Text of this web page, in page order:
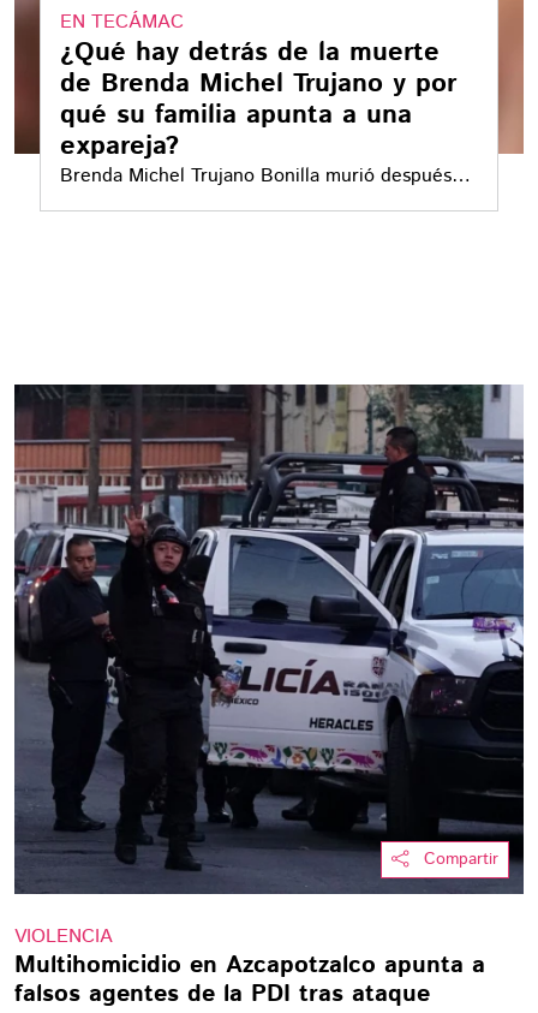
EN TECÁMAC
¿Qué hay detrás de la muerte
de Brenda Michel Trujano y por
qué su familia apunta a una
expareja?
Brenda Michel Trujano Bonilla murió después
de ser atropellada mientras caminaba con su
Compartir
VIOLENCIA
Multihomicidio en Azcapotzalco apunta a
falsos agentes de la PDI tras ataque